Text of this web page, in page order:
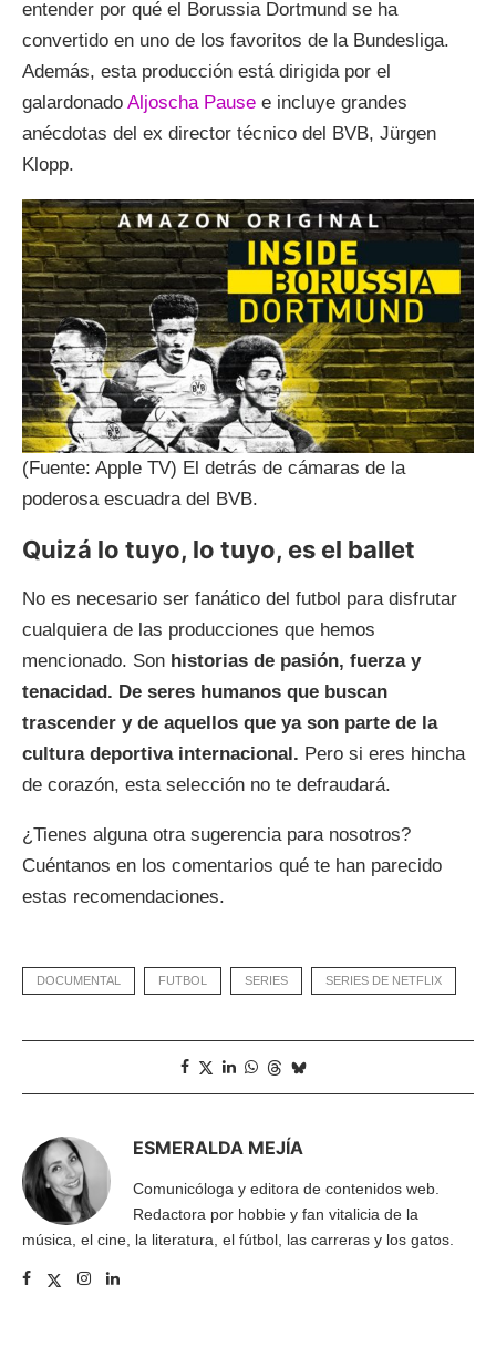
entender por qué el Borussia Dortmund se ha
convertido en uno de los favoritos de la Bundesliga.
Además, esta producción está dirigida por el
galardonado Aljoscha Pause e incluye grandes
anécdotas del ex director técnico del BVB, Jürgen
Klopp.
(Fuente: Apple TV) El detrás de cámaras de la
poderosa escuadra del BVB.
Quizá lo tuyo, lo tuyo, es el ballet
No es necesario ser fanático del futbol para disfrutar
cualquiera de las producciones que hemos
mencionado. Son historias de pasión, fuerza y
tenacidad. De seres humanos que buscan
trascender y de aquellos que ya son parte de la
cultura deportiva internacional. Pero si eres hincha
de corazón, esta selección no te defraudará.
¿Tienes alguna otra sugerencia para nosotros?
Cuéntanos en los comentarios qué te han parecido
estas recomendaciones.
DOCUMENTAL FUTBOL SERIES SERIES DE NETFLIX
ESMERALDA MEJÍA
Comunicóloga y editora de contenidos web.
Redactora por hobbie y fan vitalicia de la
música, el cine, la literatura, el fútbol, las carreras y los gatos.